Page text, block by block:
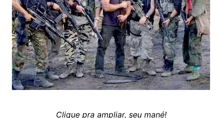
Clique pra ampliar, seu mané!